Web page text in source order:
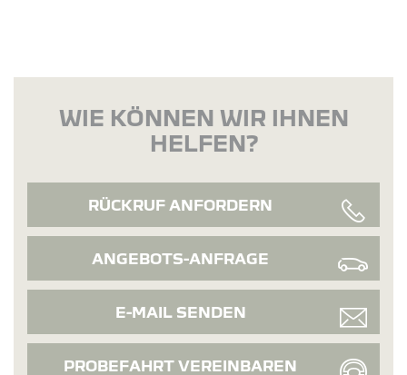
WIE KÖNNEN WIR IHNEN
HELFEN?
RÜCKRUF ANFORDERN
ANGEBOTS-ANFRAGE
E-MAIL SENDEN
PROBEFAHRT VEREINBAREN